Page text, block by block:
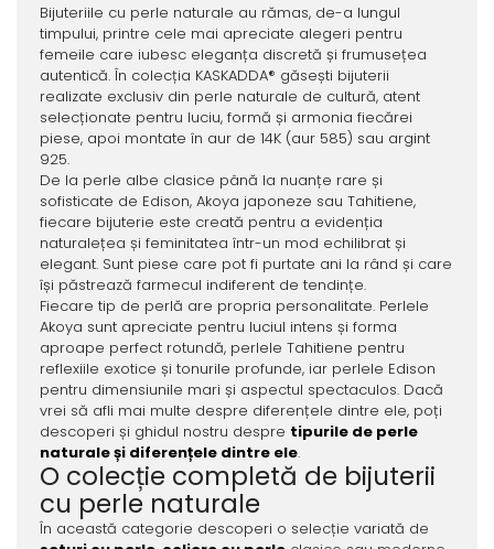
Bijuteriile cu perle naturale au rămas, de-a lungul
timpului, printre cele mai apreciate alegeri pentru
femeile care iubesc eleganța discretă și frumusețea
autentică. În colecția KASKADDA® găsești bijuterii
realizate exclusiv din perle naturale de cultură, atent
selecționate pentru luciu, formă și armonia fiecărei
piese, apoi montate în aur de 14K (aur 585) sau argint
925.
De la perle albe clasice până la nuanțe rare și
sofisticate de Edison, Akoya japoneze sau Tahitiene,
fiecare bijuterie este creată pentru a evidenția
naturalețea și feminitatea într-un mod echilibrat și
elegant. Sunt piese care pot fi purtate ani la rând și care
își păstrează farmecul indiferent de tendințe.
Fiecare tip de perlă are propria personalitate. Perlele
Akoya sunt apreciate pentru luciul intens și forma
aproape perfect rotundă, perlele Tahitiene pentru
reflexiile exotice și tonurile profunde, iar perlele Edison
pentru dimensiunile mari și aspectul spectaculos. Dacă
vrei să afli mai multe despre diferențele dintre ele, poți
descoperi și ghidul nostru despre tipurile de perle
naturale și diferențele dintre ele.
O colecție completă de bijuterii
cu perle naturale
În această categorie descoperi o selecție variată de